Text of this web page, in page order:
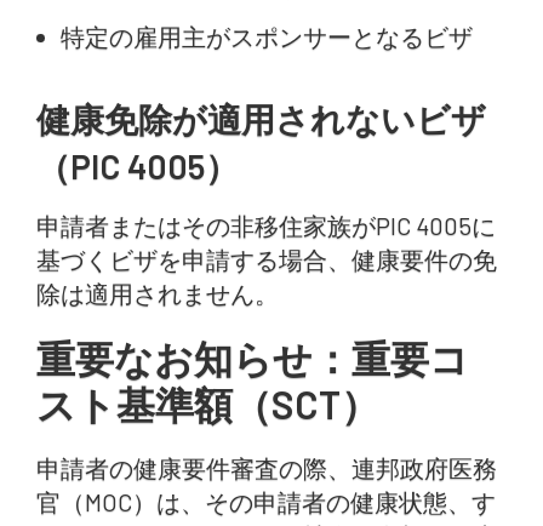
特定の雇用主がスポンサーとなるビザ
健康免除が適用されないビザ
（PIC 4005）
申請者またはその非移住家族がPIC 4005に
基づくビザを申請する場合、健康要件の免
除は適用されません。
重要なお知らせ：重要コ
スト基準額（SCT）
申請者の健康要件審査の際、連邦政府医務
官（MOC）は、その申請者の健康状態、す